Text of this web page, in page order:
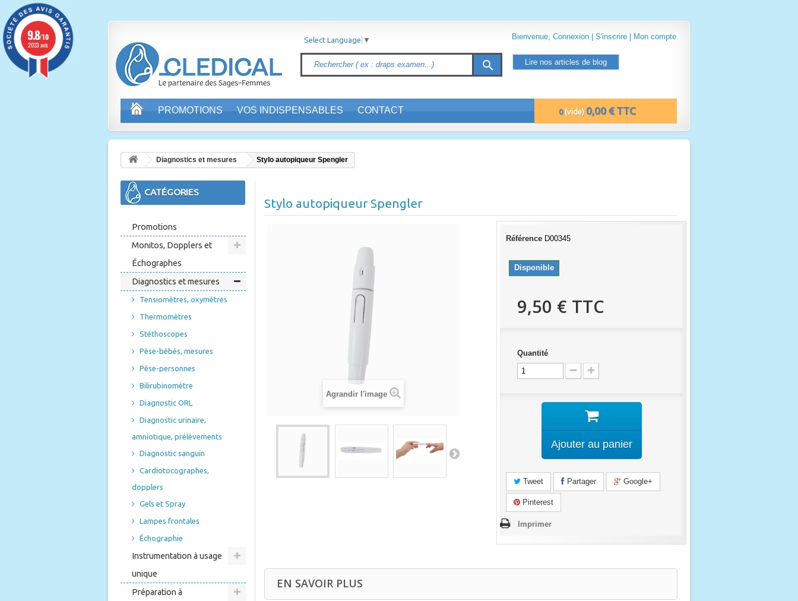
Bienvenue, Connexion | S'inscrire | Mon compte
search
0 (vide) 0,00 € TTC
PROMOTIONS VOS INDISPENSABLES CONTACT
Lire nos articles de blog
Select Language ▼
Diagnostics et mesures Stylo autopiqueur Spengler
CATÉGORIES
Promotions
Monitos, Dopplers et
Échographes
Diagnostics et mesures
Tensiomètres, oxymètres
Thermomètres
Stéthoscopes
Pèse-bébés, mesures
Pèse-personnes
Bilirubinomètre
Diagnostic ORL
Diagnostic urinaire,
amniotique, prélèvements
Diagnostic sanguin
Cardiotocographes,
dopplers
Gels et Spray
Lampes frontales
Échographie
Instrumentation à usage
unique
Préparation à
Stylo autopiqueur Spengler
Agrandir l'image
Référence D00345
Disponible
9,50 € TTC
Quantité
Ajouter au panier
Tweet Partager Google+
Pinterest
Imprimer
EN SAVOIR PLUS
9.8/10
2033 avis